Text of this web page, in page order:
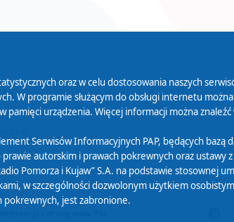
Cyfryzacja DAB+
oraz w celu dostosowania naszych
W programie służącym do obsługi internetu
urządzenia. Więcej informacji można znaleźć
Serwisów Informacyjnych PAP, będących
autorskim i prawach pokrewnych oraz ustawy
Pomorza i Kujaw” S.A. na podstawie stosownej
w szczególności dozwolonym użytkiem
pokrewnych, jest zabronione.